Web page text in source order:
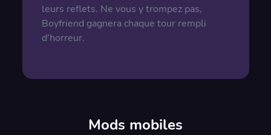
leurs reflets. Ne vous y trompez pas,
Boyfriend gagnera chaque tour rempli
d’horreur.
Mods mobiles